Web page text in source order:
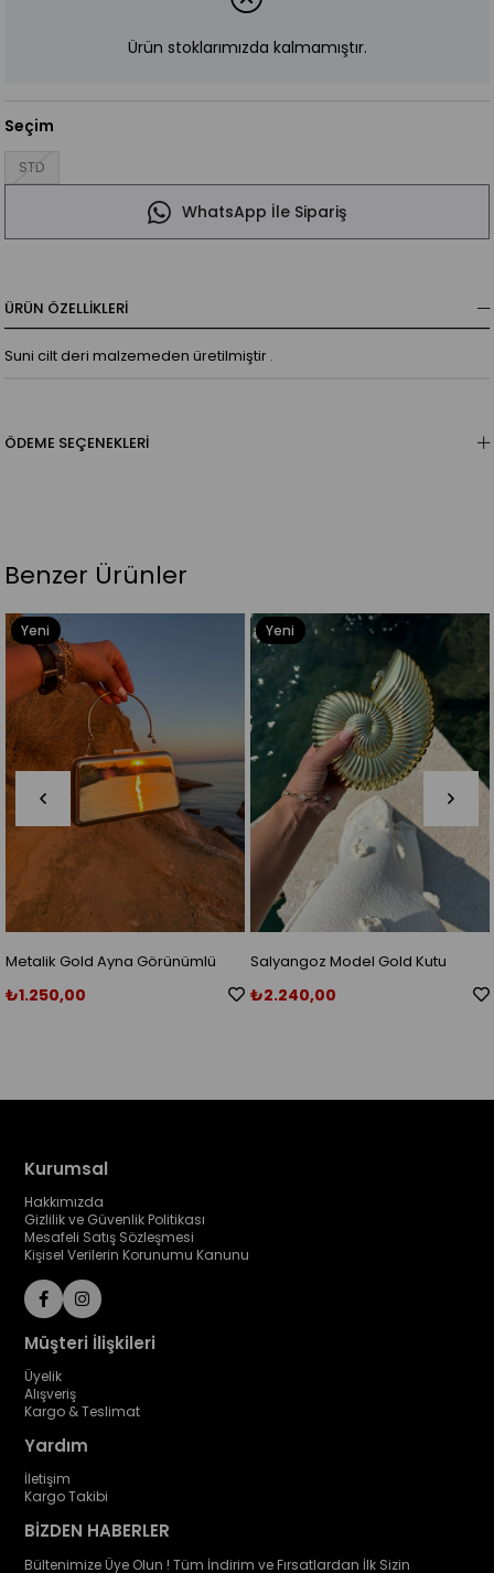
Ürün stoklarımızda kalmamıştır.
Seçim
STD
WhatsApp İle Sipariş
ÜRÜN ÖZELLIKLERI
Suni cilt deri malzemeden üretilmiştir .
ÖDEME SEÇENEKLERI
Benzer Ürünler
Salyangoz Model Gold Kutu
₺2.240,00
Ürün
Salyangoz Model Gümüş
₺3.500,00
Yeni
Kurumsal
Hakkımızda
Gizlilik ve Güvenlik Politikası
Mesafeli Satış Sözleşmesi
Kişisel Verilerin Korunumu Kanunu
Müşteri İlişkileri
Üyelik
Alışveriş
Kargo & Teslimat
Yardım
İletişim
Kargo Takibi
BİZDEN HABERLER
Bültenimize Üye Olun ! Tüm İndirim ve Fırsatlardan İlk Sizin